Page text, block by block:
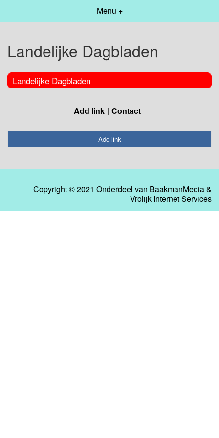
Menu +
Landelijke Dagbladen
Landelijke Dagbladen
Add link Contact
Add link
Copyright © 2021 Onderdeel van BaakmanMedia&
Vrolijk Internet Services